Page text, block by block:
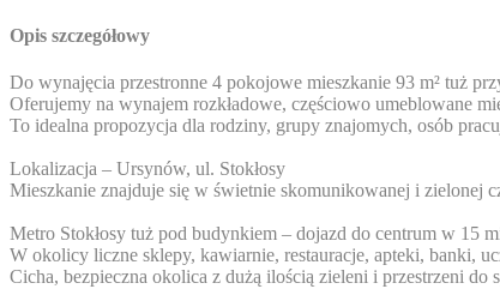
Opis szczegółowy
Do wynajęcia przestronne 4 pokojowe mieszkanie 93 m² tuż
Oferujemy na wynajem rozkładowe, częściowo umeblowane
To idealna propozycja dla rodziny, grupy znajomych, osób
Lokalizacja – Ursynów, ul. Stokłosy
Mieszkanie znajduje się w świetnie skomunikowanej i zielonej
Metro Stokłosy tuż pod budynkiem – dojazd do centrum w 15
W okolicy liczne sklepy, kawiarnie, restauracje, apteki, banki,
Cicha, bezpieczna okolica z dużą ilością zieleni i przestrzeni do